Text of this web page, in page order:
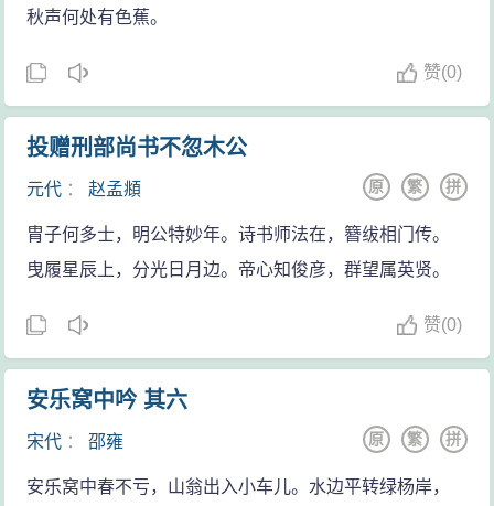
情感的内涵，增强了诗的形象性。
久，何年致此身？”（马戴《灞上秋居》）漂泊已非一
日，然而还得飘流下去。难以名状的悲哀涌上心头，诗
人不禁发出痛苦的呻吟：“男儿久为客，不辨是他乡！”沉
重的语调中。充满夙志难酬的怨愤和无可奈何的伤感。
全诗在哀叹中结束，留下深厚的余味让人品尝。
全诗由写景入手，从视觉、听觉的感受中展示黄河
烈，又触发起对自己处境的联想。“书难达”、“路正长”语
意双关，怅叹深重，既透露出怀乡却难归的无奈，也暗
示了仕进目的的不易达到。作者还由此宕开一步，用欲
擒故纵的手法，以久客异乡之心竟“麻木”不辨，反衬出乡
秋声何处有色蕉。
赞(0)
投赠刑部尚书不忽木公
元代 ：赵孟頫 拼
繁
原
胄子何多士，明公特妙年。诗书师法在，簪绂相门传。
曳履星辰上，分光日月边。帝心知俊彦，群望属英贤。
赞(0)
安乐窝中吟 其六
宋代 ：邵雍 拼
繁
原
安乐窝中春不亏，山翁出入小车儿。水边平转绿杨岸，